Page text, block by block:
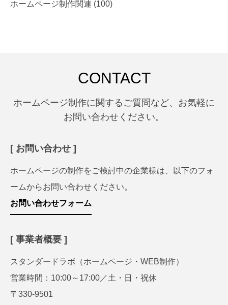
ホームページ制作関連 (100)
CONTACT
ホームページ制作に関するご質問など、お気軽に
お問い合わせください。
[ お問い合わせ ]
ホームページの制作をご検討中の企業様は、以下のフォ
ームからお問い合わせください。
お問い合わせフォーム
[ 事業者概要 ]
スタンダードラボ（ホームページ・WEB制作）
営業時間：10:00～17:00／土・日・祝休
〒330-9501